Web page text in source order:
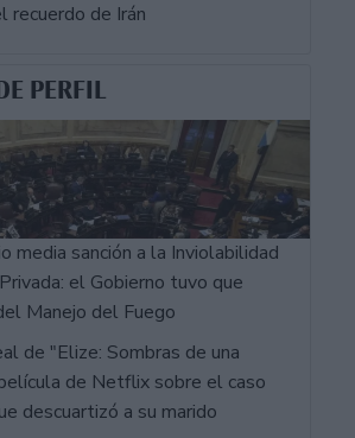
recuerdo de Irán
PERFIL
media sanción a la Inviolabilidad
el Gobierno tuvo que
Manejo del Fuego
de "Elize: Sombras de una
de Netflix sobre el caso
descuartizó a su marido